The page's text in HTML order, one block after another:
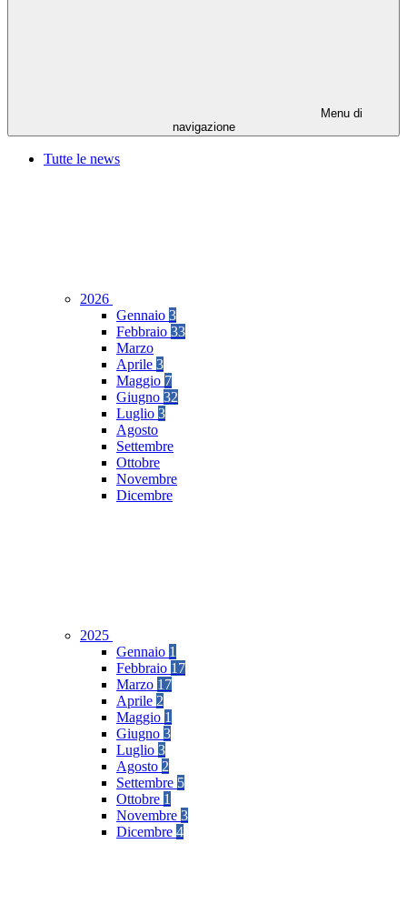
Menu di
navigazione
Tutte le news
2026
Gennaio 3
Febbraio 33
Marzo
Aprile 3
Maggio 7
Giugno 32
Luglio 3
Agosto
Settembre
Ottobre
Novembre
Dicembre
2025
Gennaio 1
Febbraio 17
Marzo 17
Aprile 2
Maggio 1
Giugno 3
Luglio 3
Agosto 2
Settembre 5
Ottobre 1
Novembre 3
Dicembre 4